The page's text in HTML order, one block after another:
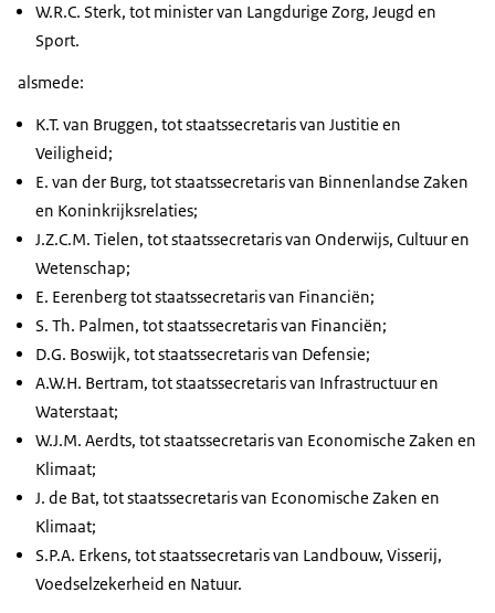
W.R.C. Sterk, tot minister van Langdurige Zorg, Jeugd en
Sport.
alsmede:
K.T. van Bruggen, tot staatssecretaris van Justitie en
Veiligheid;
E. van der Burg, tot staatssecretaris van Binnenlandse Zaken
en Koninkrijksrelaties;
J.Z.C.M. Tielen, tot staatssecretaris van Onderwijs, Cultuur en
Wetenschap;
E. Eerenberg tot staatssecretaris van Financiën;
S. Th. Palmen, tot staatssecretaris van Financiën;
D.G. Boswijk, tot staatssecretaris van Defensie;
A.W.H. Bertram, tot staatssecretaris van Infrastructuur en
Waterstaat;
W.J.M. Aerdts, tot staatssecretaris van Economische Zaken en
Klimaat;
J. de Bat, tot staatssecretaris van Economische Zaken en
Klimaat;
S.P.A. Erkens, tot staatssecretaris van Landbouw, Visserij,
Voedselzekerheid en Natuur.